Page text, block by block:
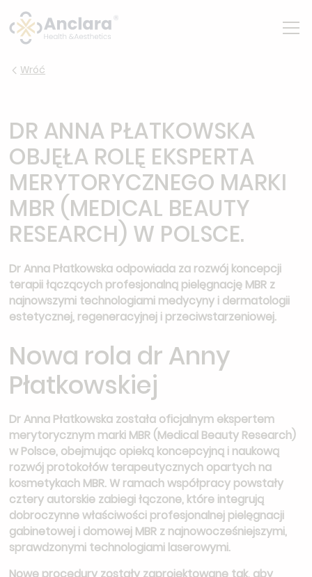
Wróć
DR ANNA PŁATKOWSKA
OBJĘŁA ROLĘ EKSPERTA
MERYTORYCZNEGO MARKI
MBR (MEDICAL BEAUTY
RESEARCH) W POLSCE.
Dr Anna Płatkowska odpowiada za rozwój koncepcji
terapii łączących profesjonalną pielęgnację MBR z
najnowszymi technologiami medycyny i dermatologii
estetycznej, regeneracyjnej i przeciwstarzeniowej.
Nowa rola dr Anny
Płatkowskiej
Dr Anna Płatkowska została oficjalnym ekspertem
merytorycznym marki MBR (Medical Beauty Research)
w Polsce, obejmując opieką koncepcyjną i naukową
rozwój protokołów terapeutycznych opartych na
kosmetykach MBR. W ramach współpracy powstały
cztery autorskie zabiegi łączone, które integrują
dobroczynne właściwości profesjonalnej pielęgnacji
gabinetowej i domowej MBR z najnowocześniejszymi,
sprawdzonymi technologiami laserowymi.
Nowe procedury zostały zaprojektowane tak, aby